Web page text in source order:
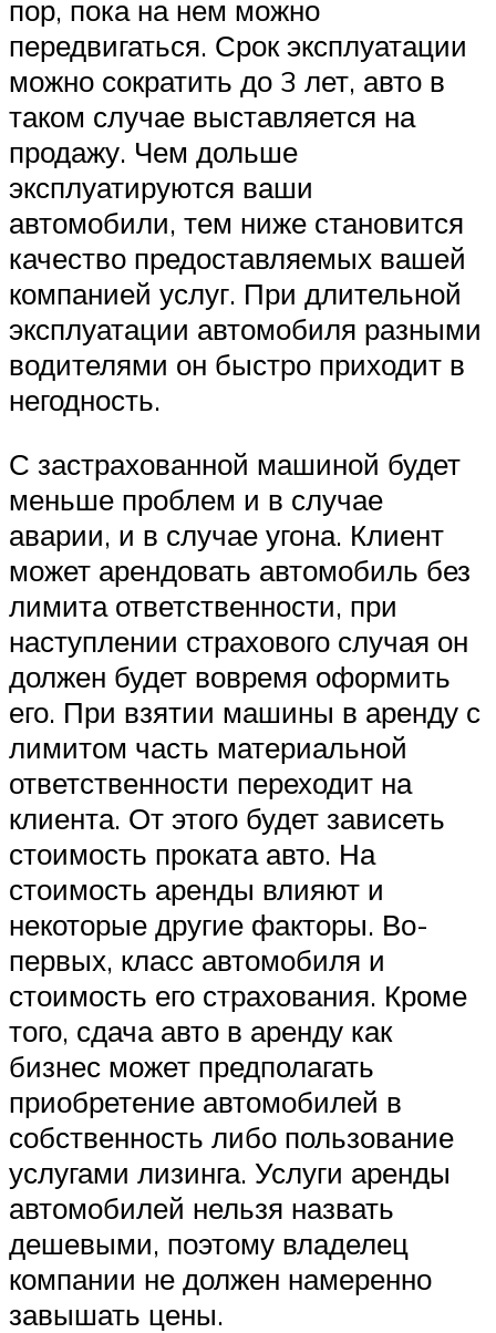
пор, пока на нем можно
передвигаться. Срок эксплуатации
можно сократить до 3 лет, авто в
таком случае выставляется на
продажу. Чем дольше
эксплуатируются ваши
автомобили, тем ниже становится
качество предоставляемых вашей
компанией услуг. При длительной
эксплуатации автомобиля разными
водителями он быстро приходит в
негодность.
С застрахованной машиной будет
меньше проблем и в случае
аварии, и в случае угона. Клиент
может арендовать автомобиль без
лимита ответственности, при
наступлении страхового случая он
должен будет вовремя оформить
его. При взятии машины в аренду с
лимитом часть материальной
ответственности переходит на
клиента. От этого будет зависеть
стоимость проката авто. На
стоимость аренды влияют и
некоторые другие факторы. Во-
первых, класс автомобиля и
стоимость его страхования. Кроме
того, сдача авто в аренду как
бизнес может предполагать
приобретение автомобилей в
собственность либо пользование
услугами лизинга. Услуги аренды
автомобилей нельзя назвать
дешевыми, поэтому владелец
компании не должен намеренно
завышать цены.